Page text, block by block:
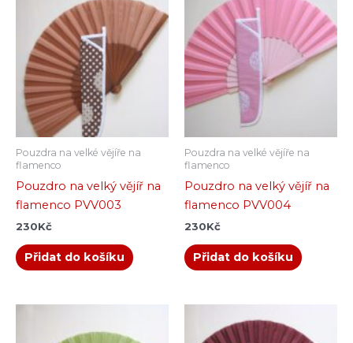
Pouzdra na velké vějíře na
flamenco
Pouzdro na velký vějíř na
flamenco PVV003
230Kč
Přidat do košíku
Pouzdra na velké vějíře na
flamenco
Pouzdro na velký vějíř na
flamenco PVV004
230Kč
Přidat do košíku